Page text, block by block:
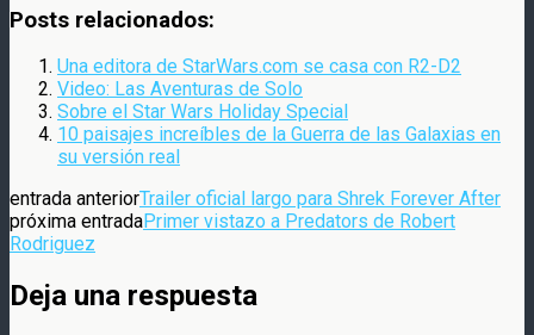
Posts relacionados:
Una editora de StarWars.com se casa con R2-D2
Video: Las Aventuras de Solo
Sobre el Star Wars Holiday Special
10 paisajes increíbles de la Guerra de las Galaxias en
su versión real
entrada anteriorTrailer oficial largo para Shrek Forever After
próxima entradaPrimer vistazo a Predators de Robert
Rodriguez
Deja una respuesta